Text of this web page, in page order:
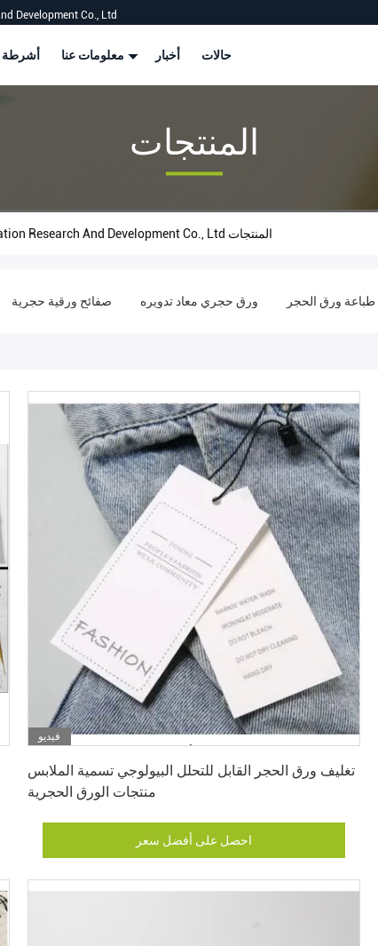
Development Co., Ltd
أشرطة أخبار حالات
المنتجات
Shenzhen Shizhineng New Paper And Plastic Application Research And Development Co., Ltd المنتجات
صفائح ورقية حجرية ورق حجري معاد تدويره طباعة ورق الحجر
فيديو
تغليف ورق الحجر القابل للتحلل البيولوجي تسمية الملابس
منتجات الورق الحجرية
احصل على أفضل سعر